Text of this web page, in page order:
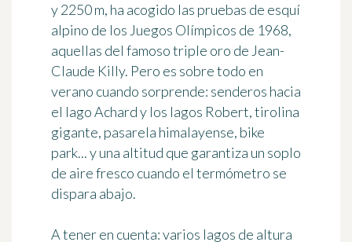
y 2250 m, ha acogido las pruebas de esquí
alpino de los Juegos Olímpicos de 1968,
aquellas del famoso triple oro de Jean-
Claude Killy. Pero es sobre todo en
verano cuando sorprende: senderos hacia
el lago Achard y los lagos Robert, tirolina
gigante, pasarela himalayense, bike
park... y una altitud que garantiza un soplo
de aire fresco cuando el termómetro se
dispara abajo.
A tener en cuenta: varios lagos de altura